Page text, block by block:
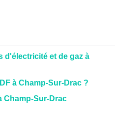
d'électricité et de gaz à
à Champ-Sur-Drac ?
Champ-Sur-Drac